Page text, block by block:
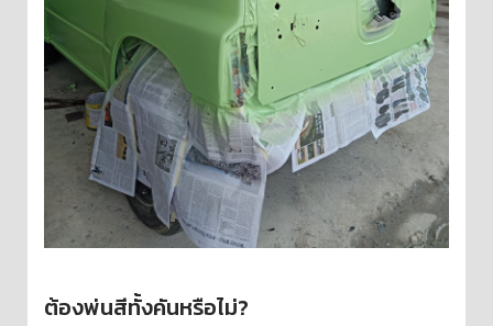
ต้องพ่นสีทั้งคันหรือไม่?